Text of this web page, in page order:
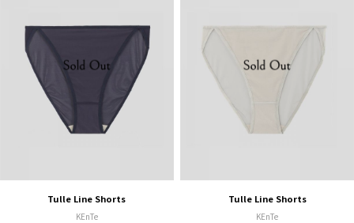
Tulle Line Shorts
KEnTe
Tulle Line Shorts
KEnTe